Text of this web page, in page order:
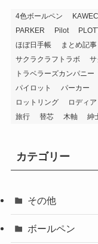
4色ボールペン
PARKER
Pilot
ほぼ日手帳
まとめ記事
サクラクラフトラボ
サ
トラベラーズカンパニー
パイロット
パーカー
ロットリング
ロディア
旅行
替芯 木軸 紳
カテゴリー
その他
ボールペン